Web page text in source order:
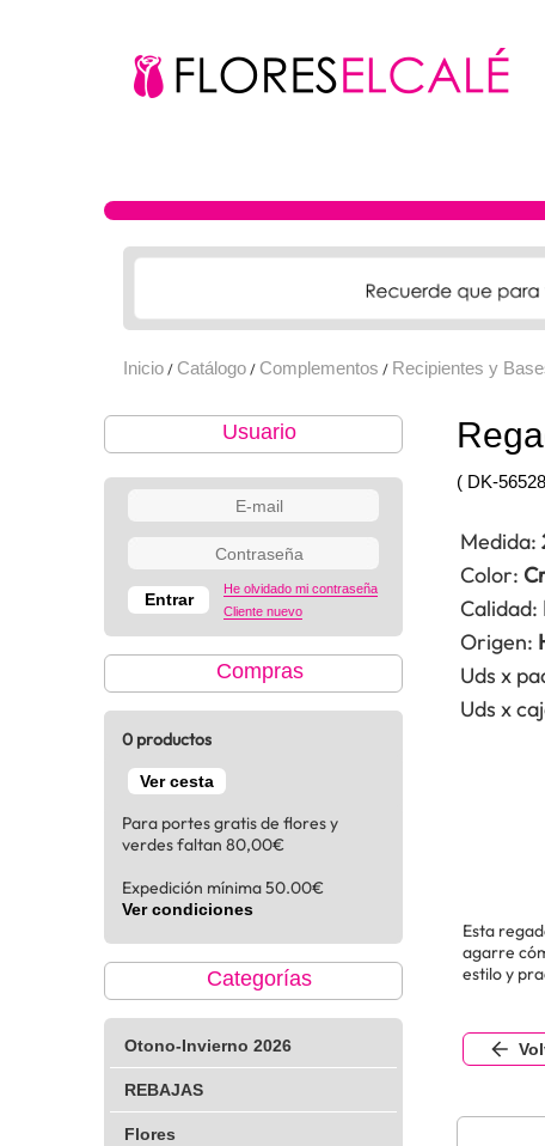
Inicio / Catálogo / Complementos / Recipientes y
Usuario
He olvidado mi contraseña
Cliente nuevo
Compras
0 productos
Ver cesta
Para portes gratis de flores y
verdes faltan 80,00€
Expedición mínima 50.00€
Ver condiciones
Categorías
Otono-Invierno 2026
REBAJAS
Flores
( DK-
Medida:
Color:
Calidad:
Origen:
Uds x
Uds x
Esta
agarre
estilo y